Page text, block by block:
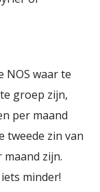
NOS waar te
groep zijn,
per maand
tweede zin van
zijn.
minder!